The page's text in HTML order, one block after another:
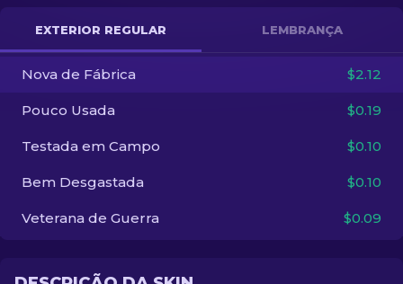
Caixas
PT-BR
EXTERIOR REGULAR LEMBRANÇA
Nova de Fábrica $2.12
Pouco Usada $0.19
Testada em Campo $0.10
Bem Desgastada $0.10
Veterana de Guerra $0.09